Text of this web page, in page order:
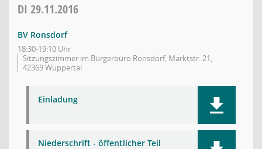
DI 29.11.2016
BV Ronsdorf
18:30-19:10 Uhr
Sitzungszimmer im Bürgerbüro Ronsdorf, Marktstr. 21,
42369 Wuppertal
Einladung
Niederschrift - öffentlicher Teil